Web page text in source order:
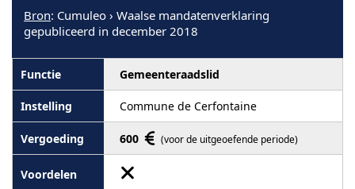
Bron: Cumuleo › Waalse mandatenverklaring
gepubliceerd in december 2018
Gemeenteraadslid
Commune de Cerfontaine
600 (voor de uitgeoefende periode)